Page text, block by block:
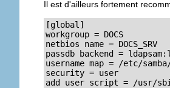
Il est d'ailleurs fortement
[global]
workgroup = DOCS
netbios name = DOCS_SRV
passdb backend =
username map = /etc/
security = user
add user script = /usr/